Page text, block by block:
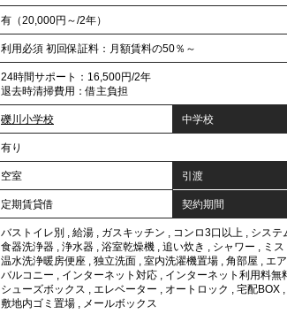
有（20,000円～/2年）
利用必須 初回保証料：月額賃料の50％～
24時間サポート：16,500円/2年
退去時清掃費用：借主負担
礫川小学校 中学校
有り
空室 引渡
定期賃貸借 契約期間
バストイレ別 , 給湯 , ガスキッチン , コンロ3口以上 , システ
食器洗浄器 , 浄水器 , 浴室乾燥機 , 追い炊き , シャワー , ミ
温水洗浄暖房便座 , 独立洗面 , 室内洗濯機置場 , 角部屋 , エ
バルコニー , インターネット対応 , インターネット利用料無
シューズボックス , エレベーター , オートロック , 宅配BOX ,
敷地内ゴミ置場 , メールボックス